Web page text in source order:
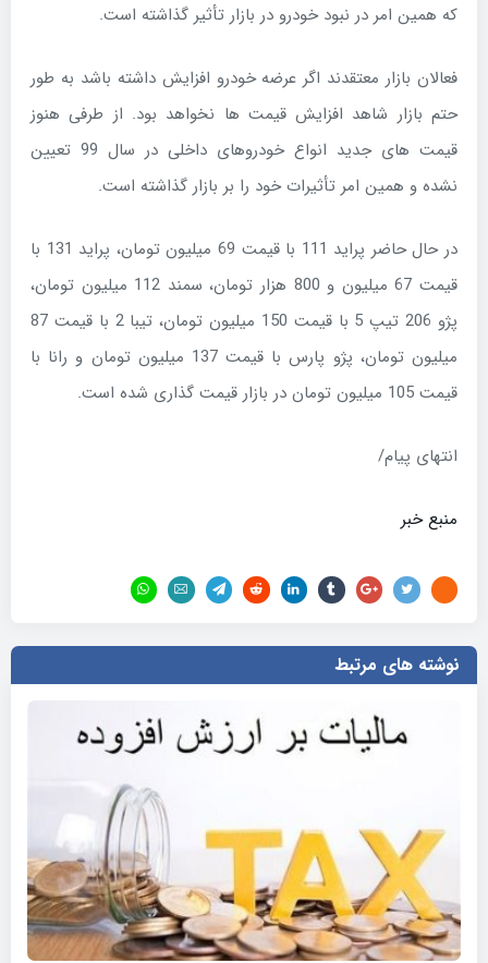
که همین امر در نبود خودرو در بازار تأثیر گذاشته است.
فعالان بازار معتقدند اگر عرضه خودرو افزایش داشته باشد به طور
حتم بازار شاهد افزایش قیمت ها نخواهد بود. از طرفی هنوز
قیمت های جدید انواع خودروهای داخلی در سال 99 تعیین
نشده و همین امر تأثیرات خود را بر بازار گذاشته است.
در حال حاضر پراید 111 با قیمت 69 میلیون تومان، پراید 131 با
قیمت 67 میلیون و 800 هزار تومان، سمند 112 میلیون تومان،
پژو 206 تیپ 5 با قیمت 150 میلیون تومان، تیبا 2 با قیمت 87
میلیون تومان، پژو پارس با قیمت 137 میلیون تومان و رانا با
قیمت 105 میلیون تومان در بازار قیمت گذاری شده است.
انتهای پیام/
منبع خبر
نوشته های مرتبط